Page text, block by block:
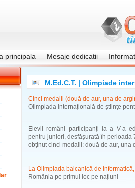
principala Mesaje dedicatii
M.Ed.C.T. | Olimpiade
Cinci medalii (două de aur, una de
Olimpiada internațională de științe
Elevii români participanți la a V-a
pentru juniori, desfășurată în
obținut cinci medalii: două de aur, una
La Olimpiada balcanică de informatică,
România pe primul loc pe națiuni